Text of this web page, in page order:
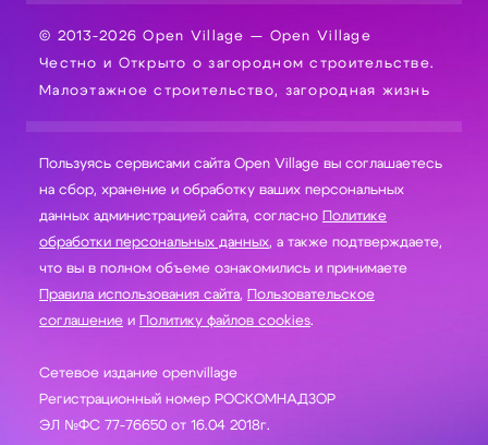
© 2013-2026 Open Village — Open Village
Честно и Открыто о загородном строительстве.
Малоэтажное строительство, загородная жизнь
Пользуясь сервисами сайта Open Village вы соглашаетесь
на сбор, хранение и обработку ваших персональных
данных администрацией сайта, согласно Политике
обработки персональных данных, а также подтверждаете,
что вы в полном объеме ознакомились и принимаете
Правила использования сайта, Пользовательское
соглашение и Политику файлов cookies.
Сетевое издание openvillage
Регистрационный номер РОСКОМНАДЗОР
ЭЛ №ФС 77-76650 от 16.04 2018г.